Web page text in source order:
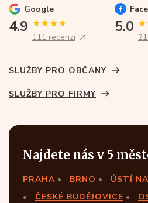
Google
4.9
111 recenzí
5.0
SLUŽBY PRO OBČANY
SLUŽBY PRO FIRMY
Najdete nás v 5
PRAHA BRNO
ÚSTÍ
ČESKÉ BUDĚJOVICE